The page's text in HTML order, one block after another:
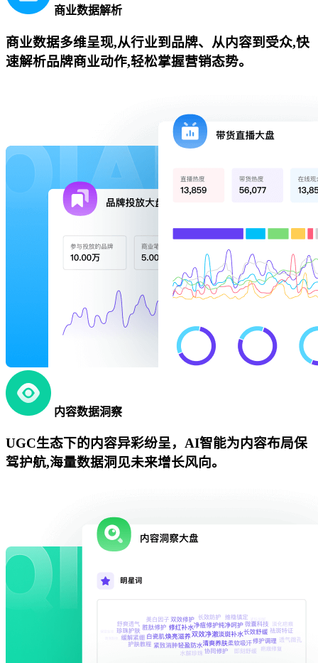
商业数据解析
商业数据多维呈现,从行业到品牌、从内容到受众,快
速解析品牌商业动作,轻松掌握营销态势。
内容数据洞察
UGC生态下的内容异彩纷呈，AI智能为内容布局保
驾护航,海量数据洞见未来增长风向。